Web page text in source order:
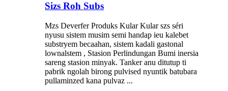
Sizs Roh Subs
Mzs Deverfer Produks Kular Kular szs séri
nyusu sistem musim semi handap ieu kalebet
substryem becaahan, sistem kadali gastonal
lownalstem , Stasion Perlindungan Bumi inersia
sareng stasion minyak. Tanker anu ditutup ti
pabrik ngolah birong pulvised nyuntik batubara
pullaminzed kana pulvaz ...